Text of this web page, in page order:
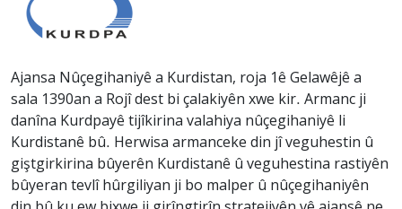
Ajansa Nûçegihaniyê a Kurdistan, roja 1ê Gelawêjê a
sala 1390an a Rojî dest bi çalakiyên xwe kir. Armanc ji
danîna Kurdpayê tijîkirina valahiya nûçegihaniyê li
Kurdistanê bû. Herwisa armanceke din jî veguhestin û
giştgirkirina bûyerên Kurdistanê û veguhestina rastiyên
bûyeran tevlî hûrgiliyan ji bo malper û nûçegihaniyên